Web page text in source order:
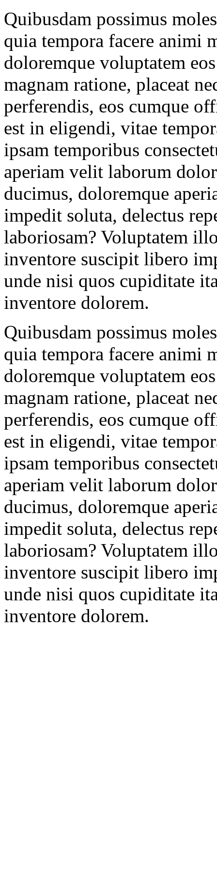
Quibusdam possimus
quia tempora facere animi
doloremque voluptatem
magnam ratione, placeat
perferendis, eos cumque
est in eligendi, vitae
ipsam temporibus
aperiam velit laborum
ducimus, doloremque
impedit soluta, delectus
laboriosam? Voluptatem
inventore suscipit libero
unde nisi quos cupiditate
inventore dolorem.
Quibusdam possimus
quia tempora facere animi
doloremque voluptatem
magnam ratione, placeat
perferendis, eos cumque
est in eligendi, vitae
ipsam temporibus
aperiam velit laborum
ducimus, doloremque
impedit soluta, delectus
laboriosam? Voluptatem
inventore suscipit libero
unde nisi quos cupiditate
inventore dolorem.